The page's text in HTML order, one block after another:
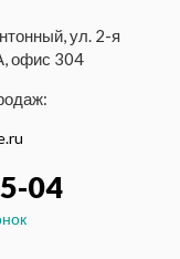
ул. 2-я
офис 304
04